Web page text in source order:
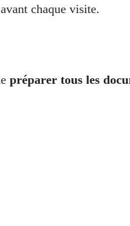
chaque visite.
préparer tous les